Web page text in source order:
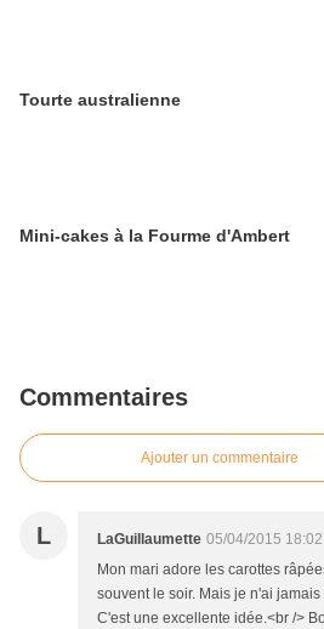
Tourte australienne
Mini-cakes à la Fourme d'Ambert
Commentaires
Ajouter un commentaire
L LaGuillaumette 05/04/2015 18:02
Mon mari adore les carottes
souvent le soir. Mais je n'ai
C'est une excellente idée.<br />